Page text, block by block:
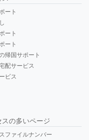
ート
ート
ート
帰国サポート
配サービス
ビス
スの多いページ
ファイルナンバー